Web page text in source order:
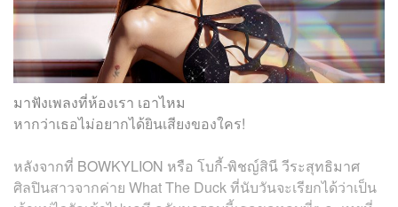
มาฟังเพลงที่ห้องเรา เอาไหม
หากว่าเธอไม่อยากได้ยินเสียงของใคร!
หลังจากที่ BOWKYLION หรือ โบกี้-พิชญ์สินี วีระสุทธิมาศ
ศิลปินสาวจากค่าย What The Duck ที่นับวันจะเรียกได้ว่าเป็น